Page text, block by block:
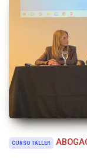
CURSO TALLER